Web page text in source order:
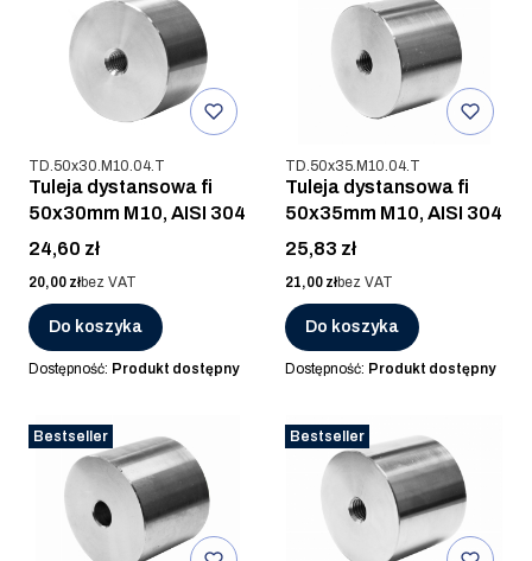
Kod produktu
TD.50x30.M10.04.T
Tuleja dystansowa fi
50x30mm M10, AISI 304
Cena
24,60 zł
Cena
20,00 złbez VAT
Do koszyka
Dostępność: Produkt dostępny
Kod produktu
TD.50x35.M10.04.T
Tuleja dystansowa fi
50x35mm M10, AISI 304
Cena
25,83 zł
Cena
21,00 złbez VAT
Do koszyka
Dostępność: Produkt dostępny
Bestseller Bestseller